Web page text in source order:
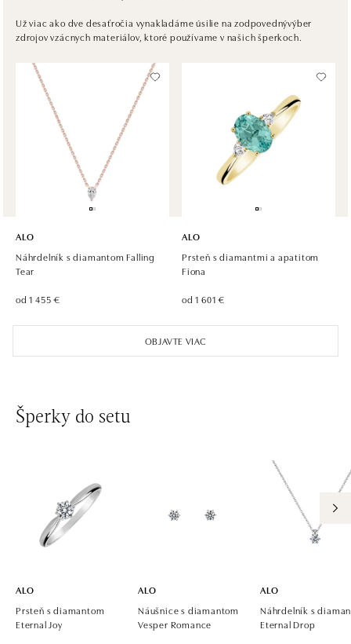
ALO diamonds OC Nový Smíchov, Praha 5
Plzeňská 8, 150 00 Praha 5 - Smíchov
zajtra otvorené od 09:00
ALO diamonds OC Olympia, Brno
U Dálnice 777, 664 42 Modřice
tel.: +420 733 397 316, +420 605 231 821
zajtra otvorené od 09:00
ALO diamonds OC Palladium, Praha 1
Náměstí Republiky 1, 110 00 Praha 1 - Nové Město
zajtra otvorené od 09:00
Pařížská 1076/7, 110 00 Praha 1
Chlumecká 765/6, 198 19 Praha 9
ALO diamonds, Westfield, Praha 4 - Chodov
Roztylská 2321/19, 148 00 Praha 4 - Chodov
tel.: +420 773 585 559, +420 730 802 800
Už viac ako dve desaťročia vynakladáme úsilie na zodpovednývýber
zdrojov vzácnych materiálov, ktoré používame v našich šperkoch.
OBJAVTE VIAC
ALO
Náhrdelník s diamantom Falling
Tear
od 1 455 €
ALO
Prsteň s diamantmi a apatitom
Fiona
od 1 601 €
Šperky do setu
ALO
Prsteň s diamantom
Eternal Joy
ALO
Náušnice s diamantom
Vesper Romance
ALO
Náhrdelník s
Eternal Drop